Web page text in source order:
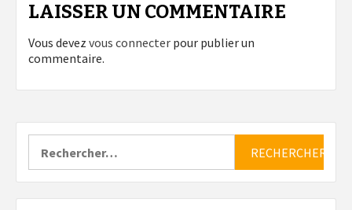
LAISSER UN COMMENTAIRE
Vous devez vous connecter pour publier un
commentaire.